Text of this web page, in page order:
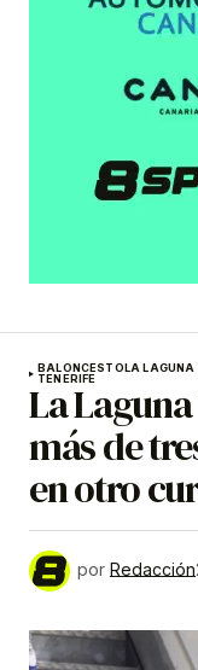
BALONCESTOLA LAGUNA
TENERIFE
La
más de
en otro
por Redacción